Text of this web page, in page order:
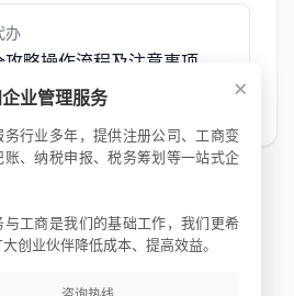
办
略操作流程及注意事项
）
×
业管理服务
务行业多年，提供注册公司、工商变
账、纳税申报、税务筹划等一站式企
与工商是我们的基础工作，我们更希
创业伙伴降低成本、提高效益。